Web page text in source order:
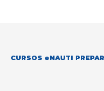
CURSOS eNAUTI